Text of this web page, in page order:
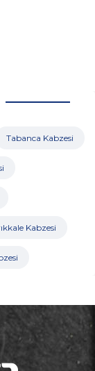
Tabanca Kabzesi
Kabzesi